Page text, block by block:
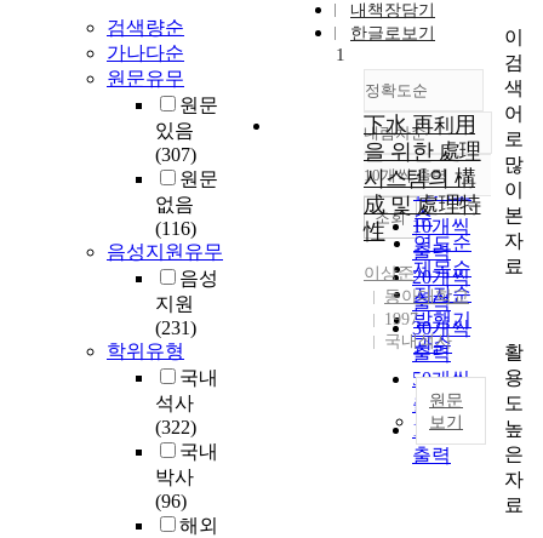
검색량순
가나다순
원문유무
원문
있음
(307)
원문
없음
(116)
음성지원유무
음성
지원
(231)
학위유형
국내
석사
(322)
국내
박사
(96)
해외
내책장담기
한글로보기
정확도순
정확도
순
인기도
순
연도순
제목순
저자순
발행기
관순
내림차순
내림차순
10개씩 출력
10개씩
출력
20개씩
출력
30개씩
출력
50개씩
출력
100개씩
출력
조회
1
下水 再利用
을 위한 處理
시스템의 構
成 및 處理特
性
이상준
동아대학교
1997
국내석사
원문
보기
이
검
색
어
로
많
이
본
자
료
활
용
도
높
은
자
료